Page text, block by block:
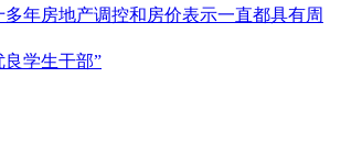
多年房地产调控和房价表示一直都具有周
良学生干部”